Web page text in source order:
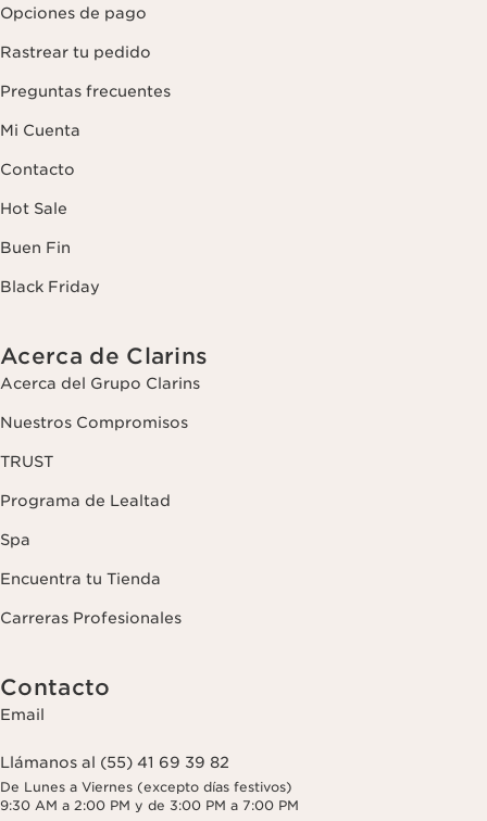
Opciones de pago
Rastrear tu pedido
Preguntas frecuentes
Mi Cuenta
Contacto
Hot Sale
Buen Fin
Black Friday
Acerca de Clarins
Acerca del Grupo Clarins
Nuestros Compromisos
TRUST
Programa de Lealtad
Spa
Encuentra tu Tienda
Carreras Profesionales
Contacto
Email
Llámanos al (55) 41 69 39 82
De Lunes a Viernes (excepto días festivos)
9:30 AM a 2:00 PM y de 3:00 PM a 7:00 PM